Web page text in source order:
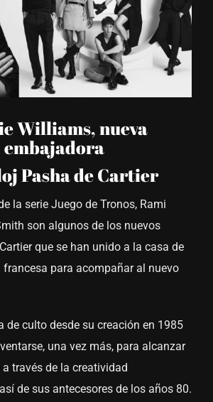
Williams, nueva
embajadora
Pasha de Cartier
la serie Juego de Tronos, Rami
son algunos de los nuevos
que se han unido a la casa de
francesa para acompañar al nuevo
de culto desde su creación en 1985
una vez más, para alcanzar
través de la creatividad
de sus antecesores de los años 80.